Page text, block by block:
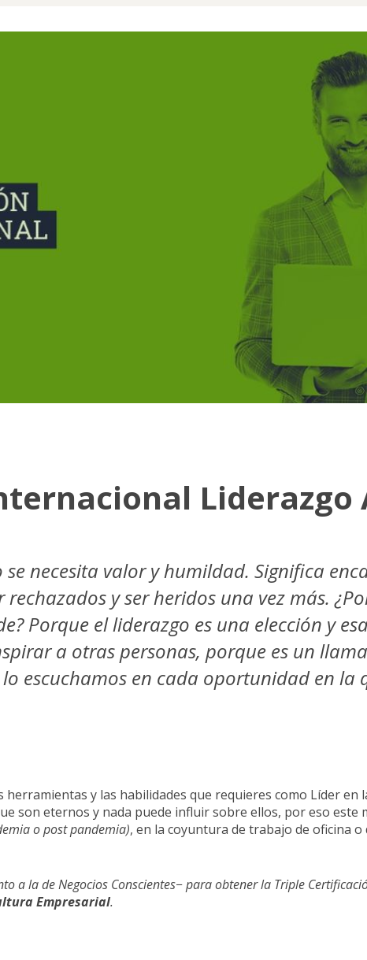
Liderazgo
necesita valor y humildad. Significa
rechazados y ser heridos una vez más.
Porque el liderazgo es una elección y
a otras personas, porque es un
escuchamos en cada oportunidad en la
y las habilidades que requieres como Líder en
son eternos y nada puede influir sobre ellos, por eso este
o post pandemia), en la coyuntura de trabajo de oficina
a la de Negocios Conscientes− para obtener la Triple
Empresarial.